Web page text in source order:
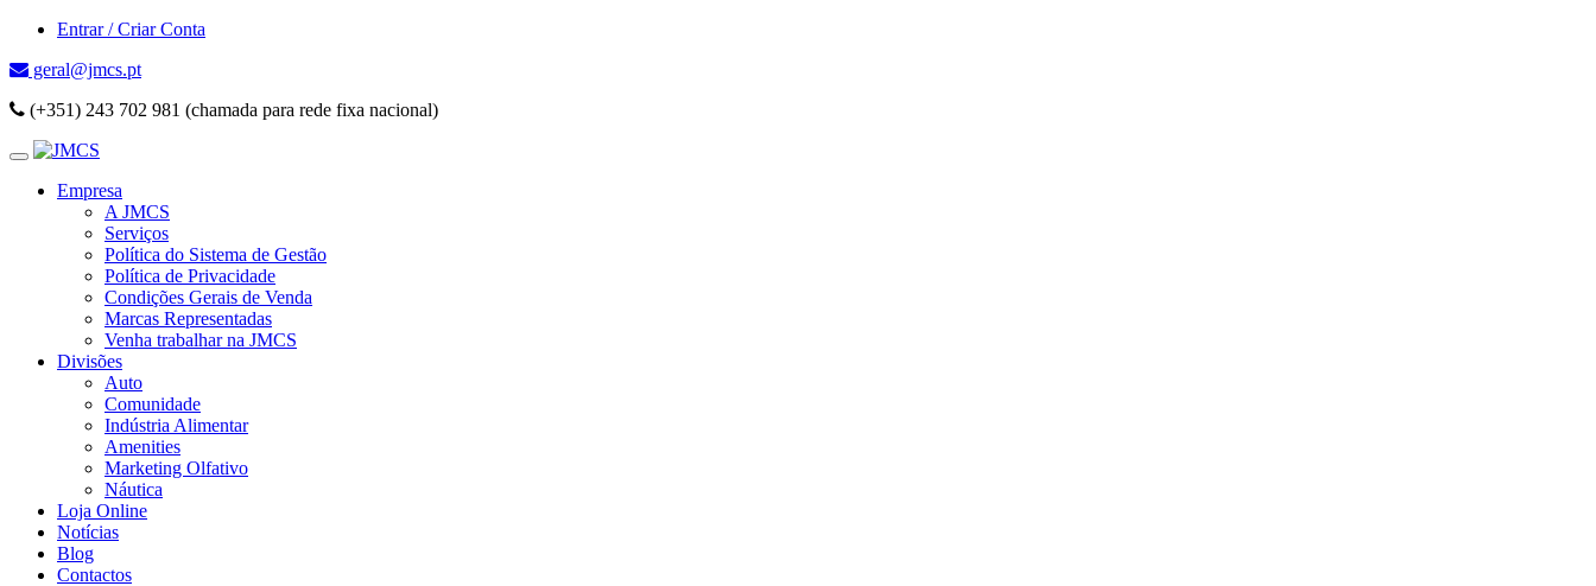
Entrar / Criar Conta
geral@jmcs.pt
(+351) 243 702 981 (chamada para rede fixa nacional)
Empresa
A JMCS
Serviços
Política do Sistema de Gestão
Política de Privacidade
Condições Gerais de Venda
Marcas Representadas
Venha trabalhar na JMCS
Divisões
Auto
Comunidade
Indústria Alimentar
Amenities
Marketing Olfativo
Náutica
Loja Online
Notícias
Blog
Contactos